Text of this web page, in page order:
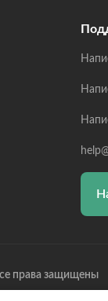
права защищены